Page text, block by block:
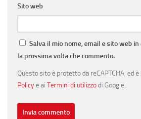
Sito web
Salva il mio nome, email e sito web
la prossima volta che commento.
Questo sito è protetto da reCAPTCHA, ed
Policye ai Termini di utilizzodi Google.